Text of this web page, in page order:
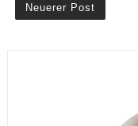
Neuerer Post